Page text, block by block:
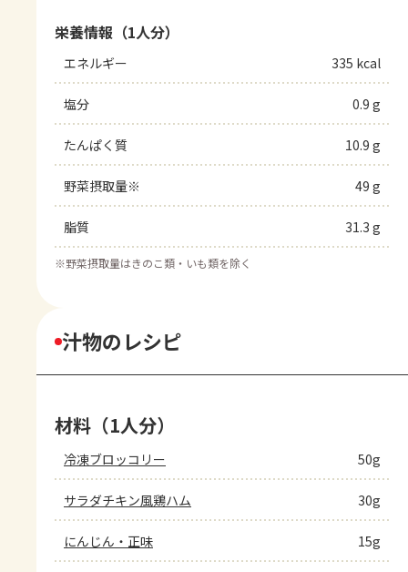
栄養情報（1人分）
エネルギー 335 kcal
塩分 0.9 g
たんぱく質 10.9 g
野菜摂取量※ 49 g
脂質 31.3 g
※野菜摂取量はきのこ類・いも類を除く
汁物のレシピ
材料（1人分）
冷凍ブロッコリー 50g
サラダチキン風鶏ハム 30g
にんじん・正味 15g